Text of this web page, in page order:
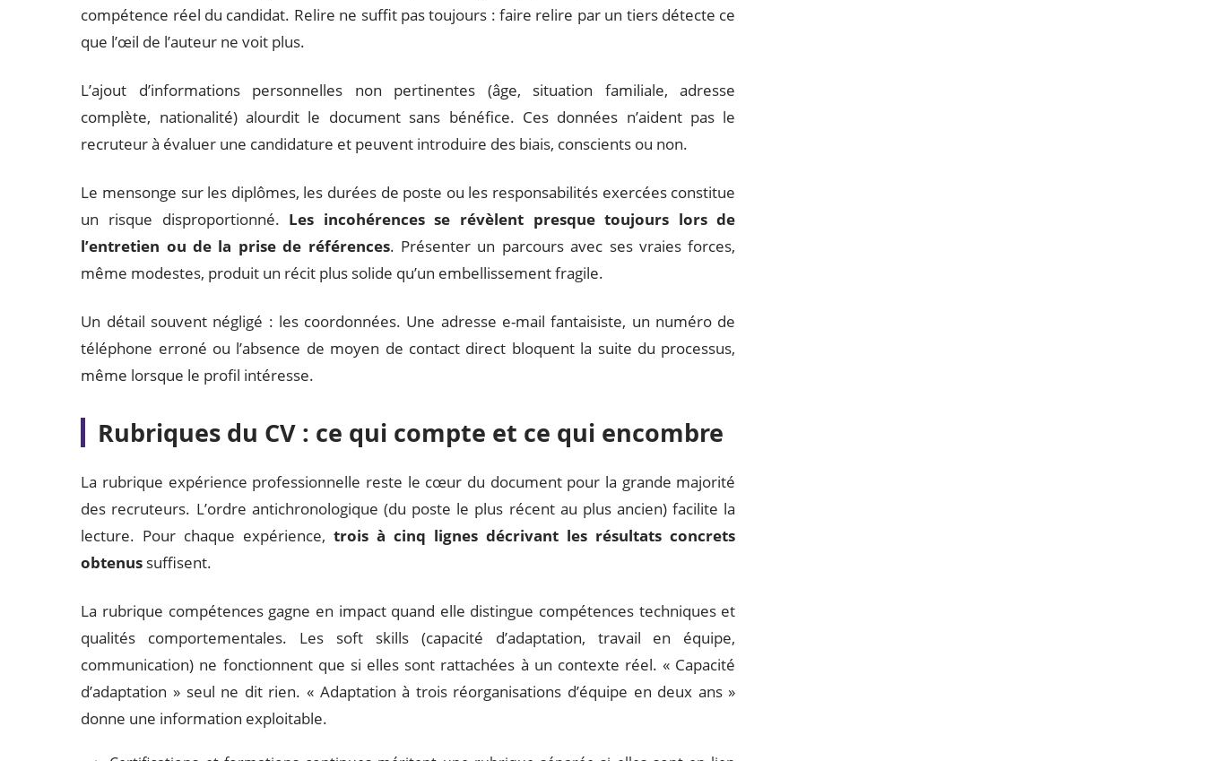
compétence réel du candidat. Relire ne suffit pas toujours : faire relire par un tiers détecte ce
que l’œil de l’auteur ne voit plus.
L’ajout d’informations personnelles non pertinentes (âge, situation familiale, adresse
complète, nationalité) alourdit le document sans bénéfice. Ces données n’aident pas le
recruteur à évaluer une candidature et peuvent introduire des biais, conscients ou non.
Le mensonge sur les diplômes, les durées de poste ou les responsabilités exercées constitue
un risque disproportionné. Les incohérences se révèlent presque toujours lors de
l’entretien ou de la prise de références. Présenter un parcours avec ses vraies forces,
même modestes, produit un récit plus solide qu’un embellissement fragile.
Un détail souvent négligé : les coordonnées. Une adresse e-mail fantaisiste, un numéro de
téléphone erroné ou l’absence de moyen de contact direct bloquent la suite du processus,
même lorsque le profil intéresse.
Rubriques du CV : ce qui compte et ce qui encombre
La rubrique expérience professionnelle reste le cœur du document pour la grande majorité
des recruteurs. L’ordre antichronologique (du poste le plus récent au plus ancien) facilite la
lecture. Pour chaque expérience,trois à cinq lignes décrivant les résultats concrets
obtenus suffisent.
La rubrique compétences gagne en impact quand elle distingue compétences techniques et
qualités comportementales. Les soft skills (capacité d’adaptation, travail en équipe,
communication) ne fonctionnent que si elles sont rattachées à un contexte réel. « Capacité
d’adaptation » seul ne dit rien. « Adaptation à trois réorganisations d’équipe en deux ans »
donne une information exploitable.